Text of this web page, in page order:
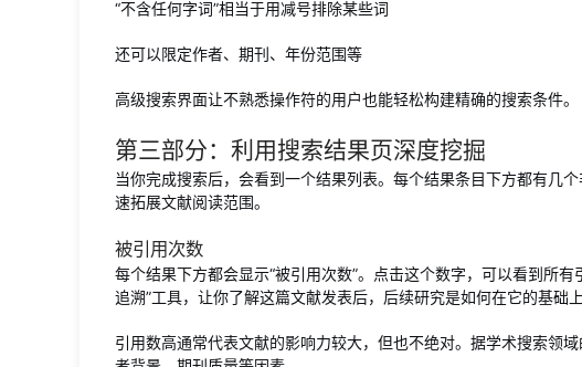
“不含任何字词”相当于用减号排除某些词
还可以限定作者、期刊、年份范围等
高级搜索界面让不熟悉操作符的用户也能轻松构建精确的搜索条件。
第三部分：利用搜索结果页深度挖掘
当你完成搜索后，会看到一个结果列表。每个结果条目下方都有几
速拓展文献阅读范围。
被引用次数
每个结果下方都会显示“被引用次数”。点击这个数字，可以看到所
追溯”工具，让你了解这篇文献发表后，后续研究是如何在它的基础上
引用数高通常代表文献的影响力较大，但也不绝对。据学术搜索领